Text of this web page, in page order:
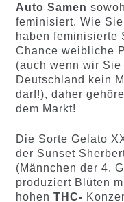
Auto Samen
feminisiert. Wie
haben feminisierte
Chance weibliche
(auch wenn wir
Deutschland kein
darf!), daher
dem Markt!
Die Sorte Gelato
der Sunset
(Männchen der 4.
produziert Blüten
hohen THC-